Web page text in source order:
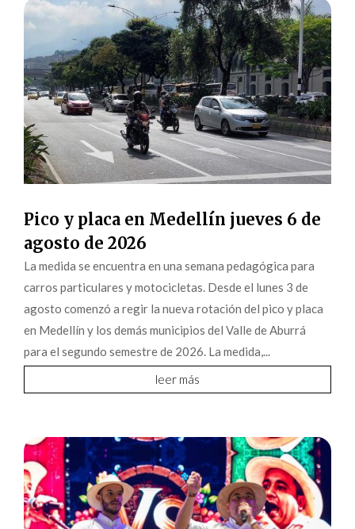
Pico y placa en Medellín jueves 6 de
agosto de 2026
La medida se encuentra en una semana pedagógica para
carros particulares y motocicletas. Desde el lunes 3 de
agosto comenzó a regir la nueva rotación del pico y placa
en Medellín y los demás municipios del Valle de Aburrá
para el segundo semestre de 2026. La medida,...
leer más